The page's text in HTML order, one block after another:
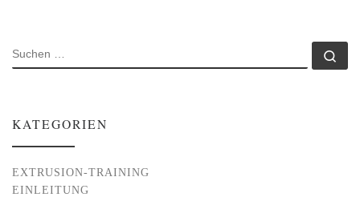
SUCHE
KATEGORIEN
EXTRUSION-TRAINING
EINLEITUNG